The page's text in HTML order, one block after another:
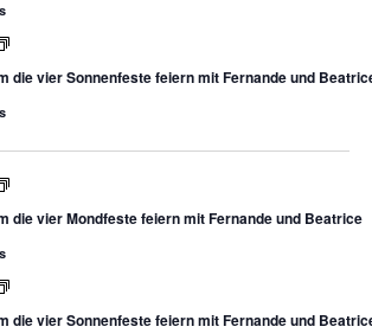
die vier Sonnenfeste feiern mit Fernande und
die vier Mondfeste feiern mit Fernande und Beatrice
die vier Sonnenfeste feiern mit Fernande und